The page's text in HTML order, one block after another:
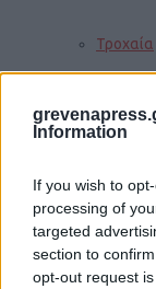
Information
If you wish to
processing of
targeted
section to
opt-out request
Τροχαία
Σεισμοί